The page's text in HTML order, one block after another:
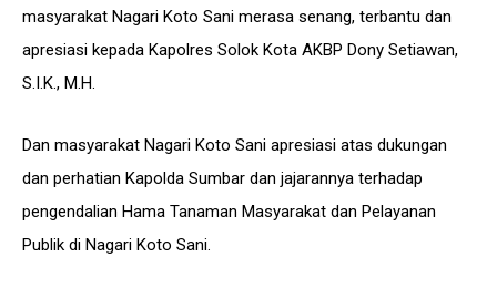
masyarakat Nagari Koto Sani merasa senang, terbantu dan
apresiasi kepada Kapolres Solok Kota AKBP Dony Setiawan,
S.I.K., M.H.
Dan masyarakat Nagari Koto Sani apresiasi atas dukungan
dan perhatian Kapolda Sumbar dan jajarannya terhadap
pengendalian Hama Tanaman Masyarakat dan Pelayanan
Publik di Nagari Koto Sani.